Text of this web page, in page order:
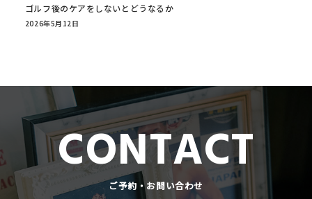
ゴルフ後のケアをしないとどうなるか
2026年5月12日
CONTACT
ご予約・お問い合わせ